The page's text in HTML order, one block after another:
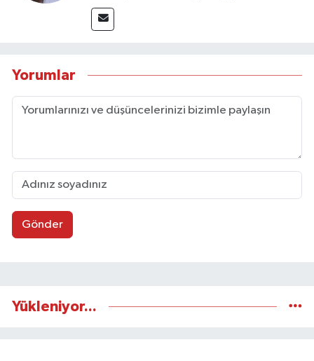
Yorumlar
Gönder
Yükleniyor...